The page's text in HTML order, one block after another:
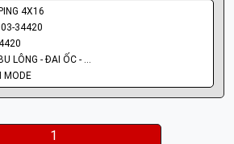
4X16
34420
NHÓM PHỤ TÙNG: BU LÔNG - ĐAI ỐC - VÍT
MODE
1